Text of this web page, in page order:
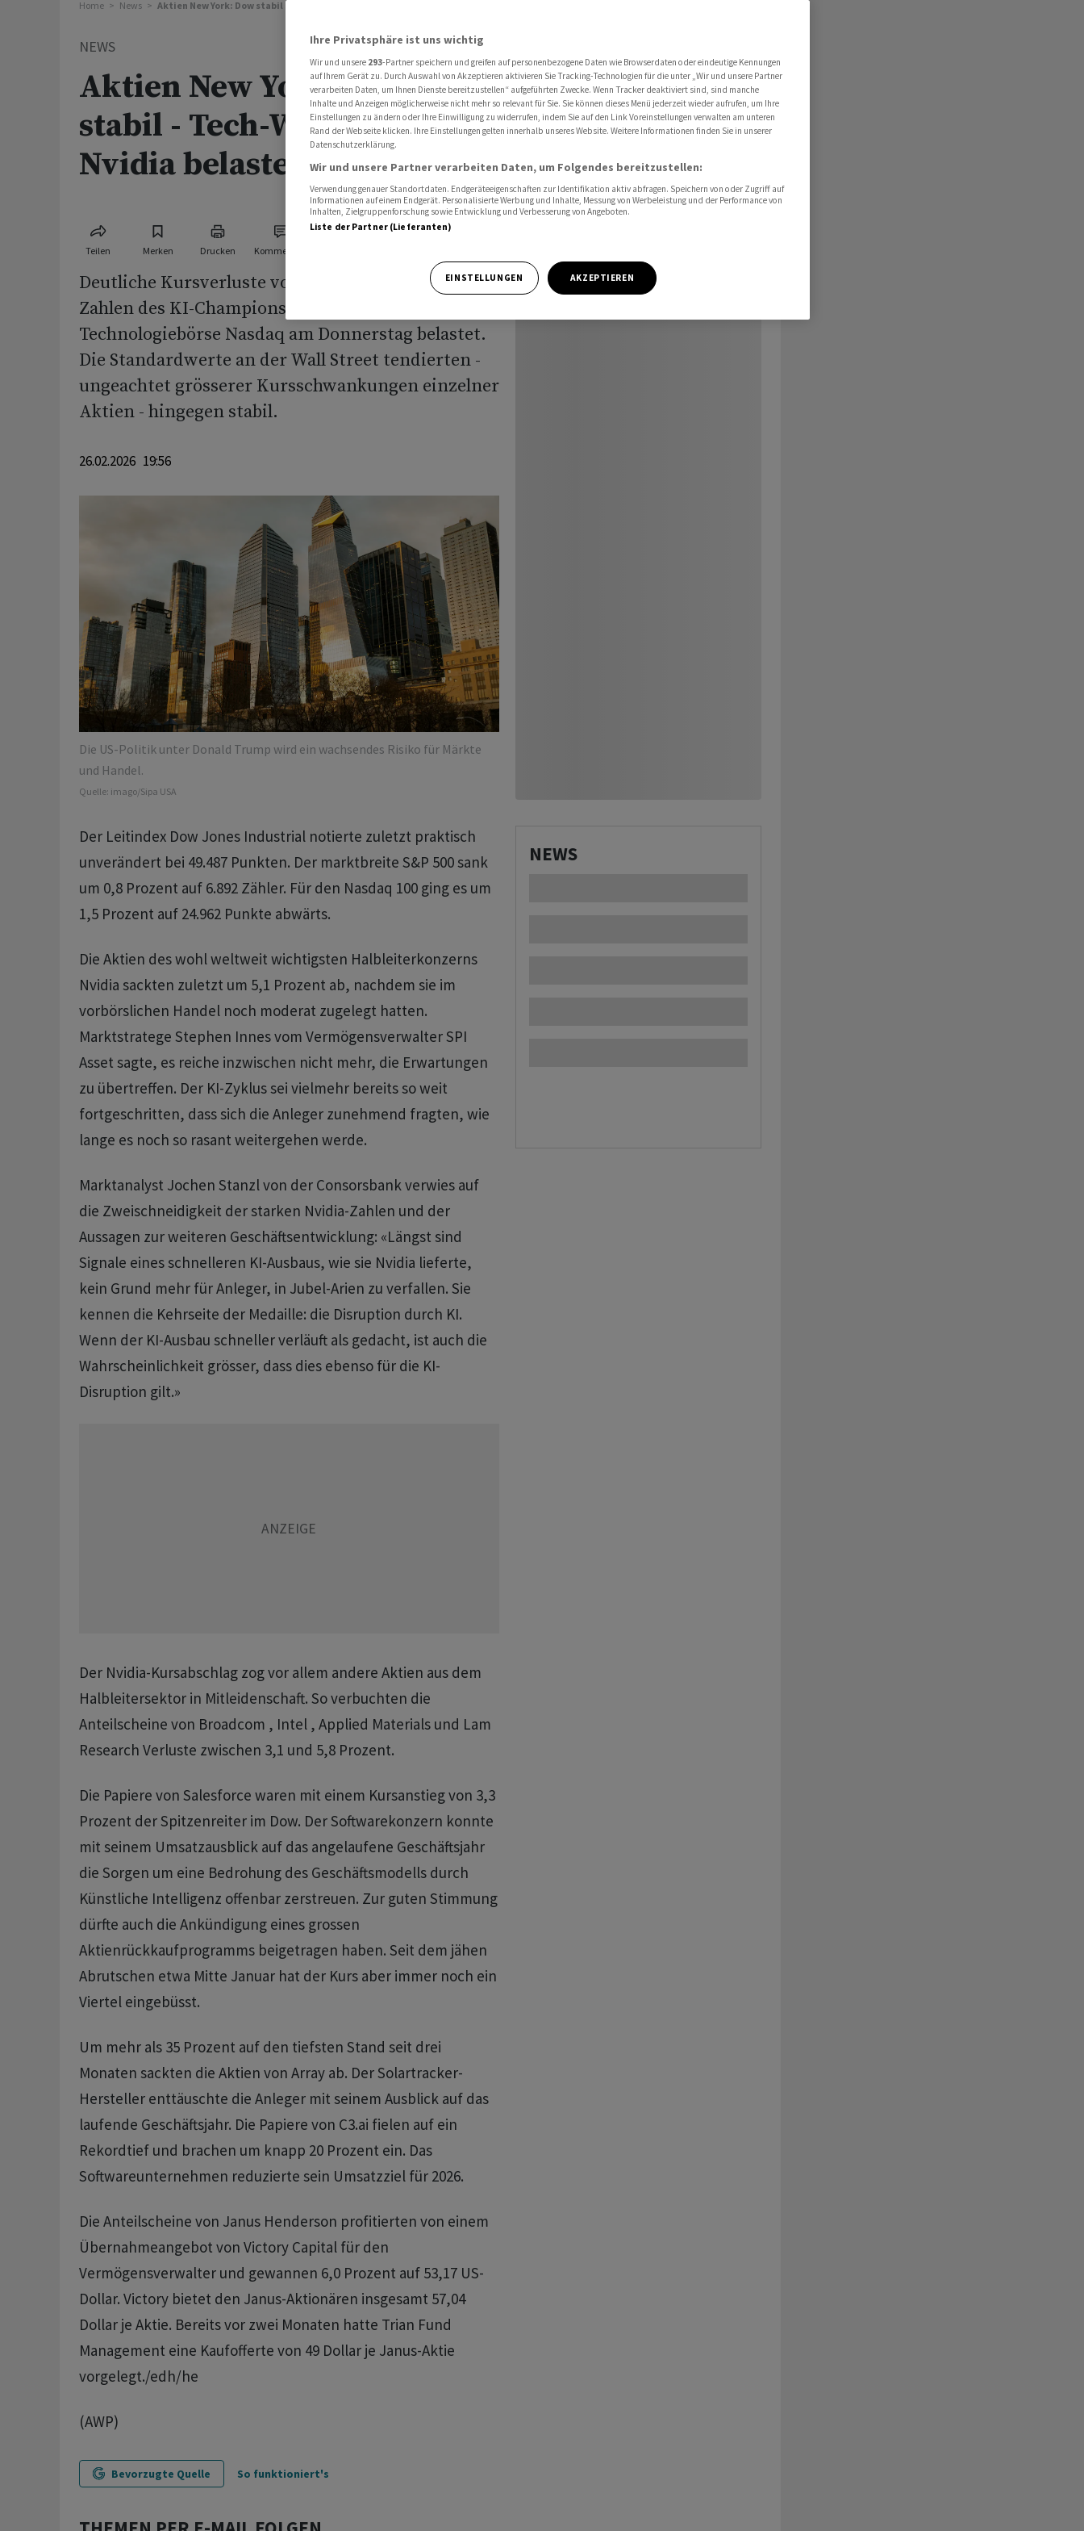
Home News Aktien New York: Dow stabil - Tech-Werte von Nvidia belastet
NEWS
Aktien New York: Dow
stabil - Tech-Werte von
Nvidia belastet
Teilen Merken Drucken Kommentare
Deutliche Kursverluste von Nvidia trotz starker
Zahlen des KI-Champions haben die US-
Technologiebörse Nasdaq am Donnerstag belastet.
Die Standardwerte an der Wall Street tendierten -
ungeachtet grösserer Kursschwankungen einzelner
Aktien - hingegen stabil.
26.02.2026 19:56
Die US-Politik unter Donald Trump wird ein wachsendes Risiko für Märkte
und Handel.
Quelle: imago/Sipa USA
Der Leitindex Dow Jones Industrial notierte zuletzt praktisch
unverändert bei 49.487 Punkten. Der marktbreite S&P 500 sank
um 0,8 Prozent auf 6.892 Zähler. Für den Nasdaq 100 ging es um
1,5 Prozent auf 24.962 Punkte abwärts.
Die Aktien des wohl weltweit wichtigsten Halbleiterkonzerns
Nvidia sackten zuletzt um 5,1 Prozent ab, nachdem sie im
vorbörslichen Handel noch moderat zugelegt hatten.
Marktstratege Stephen Innes vom Vermögensverwalter SPI
Asset sagte, es reiche inzwischen nicht mehr, die Erwartungen
zu übertreffen. Der KI-Zyklus sei vielmehr bereits so weit
fortgeschritten, dass sich die Anleger zunehmend fragten, wie
lange es noch so rasant weitergehen werde.
Marktanalyst Jochen Stanzl von der Consorsbank verwies auf
die Zweischneidigkeit der starken Nvidia-Zahlen und der
Aussagen zur weiteren Geschäftsentwicklung: «Längst sind
Signale eines schnelleren KI-Ausbaus, wie sie Nvidia lieferte,
kein Grund mehr für Anleger, in Jubel-Arien zu verfallen. Sie
kennen die Kehrseite der Medaille: die Disruption durch KI.
Wenn der KI-Ausbau schneller verläuft als gedacht, ist auch die
Wahrscheinlichkeit grösser, dass dies ebenso für die KI-
Disruption gilt.»
Der Nvidia-Kursabschlag zog vor allem andere Aktien aus dem
Halbleitersektor in Mitleidenschaft. So verbuchten die
Anteilscheine von Broadcom , Intel , Applied Materials und Lam
Research Verluste zwischen 3,1 und 5,8 Prozent.
Die Papiere von Salesforce waren mit einem Kursanstieg von 3,3
Prozent der Spitzenreiter im Dow. Der Softwarekonzern konnte
mit seinem Umsatzausblick auf das angelaufene Geschäftsjahr
die Sorgen um eine Bedrohung des Geschäftsmodells durch
Künstliche Intelligenz offenbar zerstreuen. Zur guten Stimmung
dürfte auch die Ankündigung eines grossen
Aktienrückkaufprogramms beigetragen haben. Seit dem jähen
Abrutschen etwa Mitte Januar hat der Kurs aber immer noch ein
Viertel eingebüsst.
Um mehr als 35 Prozent auf den tiefsten Stand seit drei
Monaten sackten die Aktien von Array ab. Der Solartracker-
Hersteller enttäuschte die Anleger mit seinem Ausblick auf das
laufende Geschäftsjahr. Die Papiere von C3.ai fielen auf ein
Rekordtief und brachen um knapp 20 Prozent ein. Das
Softwareunternehmen reduzierte sein Umsatzziel für 2026.
Die Anteilscheine von Janus Henderson profitierten von einem
Übernahmeangebot von Victory Capital für den
Vermögensverwalter und gewannen 6,0 Prozent auf 53,17 US-
Dollar. Victory bietet den Janus-Aktionären insgesamt 57,04
Dollar je Aktie. Bereits vor zwei Monaten hatte Trian Fund
Management eine Kaufofferte von 49 Dollar je Janus-Aktie
vorgelegt./edh/he
(AWP)
Bevorzugte Quelle So funktioniert's
NEWS
Ihre Privatsphäre ist uns wichtig
Wir und unsere 293-Partner speichern und greifen auf personenbezogene Daten wie Browserdaten oder eindeutige Kennungen
auf Ihrem Gerät zu. Durch Auswahl von Akzeptieren aktivieren Sie Tracking-Technologien für die unter „Wir und unsere Partner
verarbeiten Daten, um Ihnen Dienste bereitzustellen“ aufgeführten Zwecke. Wenn Tracker deaktiviert sind, sind manche
Inhalte und Anzeigen möglicherweise nicht mehr so relevant für Sie. Sie können dieses Menü jederzeit wieder aufrufen, um Ihre
Einstellungen zu ändern oder Ihre Einwilligung zu widerrufen, indem Sie auf den Link Voreinstellungen verwalten am unteren
Rand der Webseite klicken. Ihre Einstellungen gelten innerhalb unseres Website. Weitere Informationen finden Sie in unserer
Datenschutzerklärung.
Wir und unsere Partner verarbeiten Daten, um Folgendes bereitzustellen:
Verwendung genauer Standortdaten. Endgeräteeigenschaften zur Identifikation aktiv abfragen. Speichern von oder Zugriff auf
Informationen auf einem Endgerät. Personalisierte Werbung und Inhalte, Messung von Werbeleistung und der Performance von
Inhalten, Zielgruppenforschung sowie Entwicklung und Verbesserung von Angeboten.
Liste der Partner (Lieferanten)
EINSTELLUNGEN AKZEPTIEREN